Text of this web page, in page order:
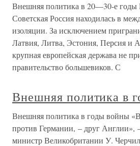
Внешняя политика в 20—30-е годы
Советская Россия находилась в
изоляции. За исключением
Латвия, Литва, Эстония, Персия и
крупная европейская держава не
правительство большевиков. С
Внешняя политика в
Внешняя политика в годы войны
против Германии, – друг Англии»,
министр Великобритании У.